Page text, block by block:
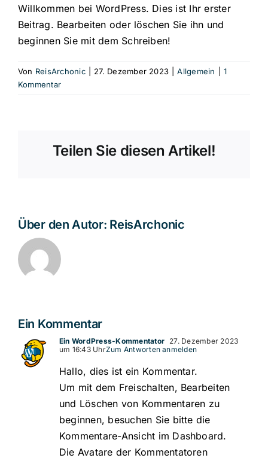
Willkommen bei WordPress. Dies ist Ihr erster
Beitrag. Bearbeiten oder löschen Sie ihn und
beginnen Sie mit dem Schreiben!
Von ReisArchonic 27. Dezember 2023 Allgemein
1
Kommentar
Teilen Sie diesen Artikel!
Über den Autor: ReisArchonic
Ein Kommentar
Ein WordPress-Kommentator 27. Dezember 2023
um 16:43 UhrZum Antworten anmelden
Hallo, dies ist ein Kommentar.
Um mit dem Freischalten, Bearbeiten
und Löschen von Kommentaren zu
beginnen, besuchen Sie bitte die
Kommentare-Ansicht im Dashboard.
Die Avatare der Kommentatoren